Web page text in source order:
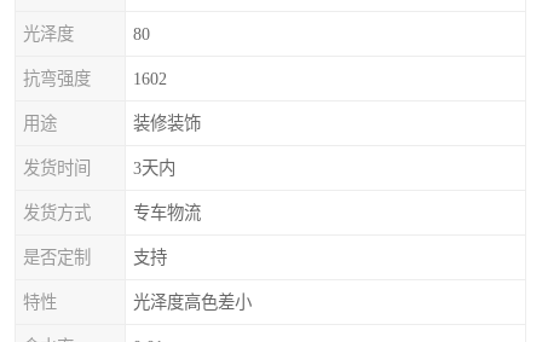
光泽度 80
抗弯强度 1602
用途 装修装饰
发货时间 3天内
发货方式 专车物流
是否定制 支持
特性 光泽度高色差小